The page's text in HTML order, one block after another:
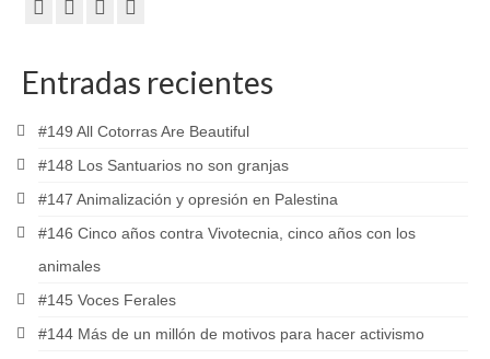
Entradas recientes
#149 All Cotorras Are Beautiful
#148 Los Santuarios no son granjas
#147 Animalización y opresión en Palestina
#146 Cinco años contra Vivotecnia, cinco años con los
animales
#145 Voces Ferales
#144 Más de un millón de motivos para hacer activismo